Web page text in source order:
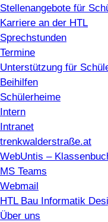
Stellenangebote für
Karriere an der HTL
Sprechstunden
Termine
Unterstützung für
Beihilfen
Schülerheime
Intern
Intranet
trenkwalderstraße.at
WebUntis –
MS Teams
Webmail
HTL Bau Informatik
Über uns